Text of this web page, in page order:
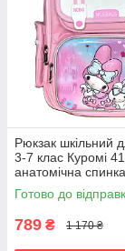
Рюкзак шкільний
3-7 клас Куромі
анатомічна
(60978)
Готово до
789 ₴ 1 170 ₴